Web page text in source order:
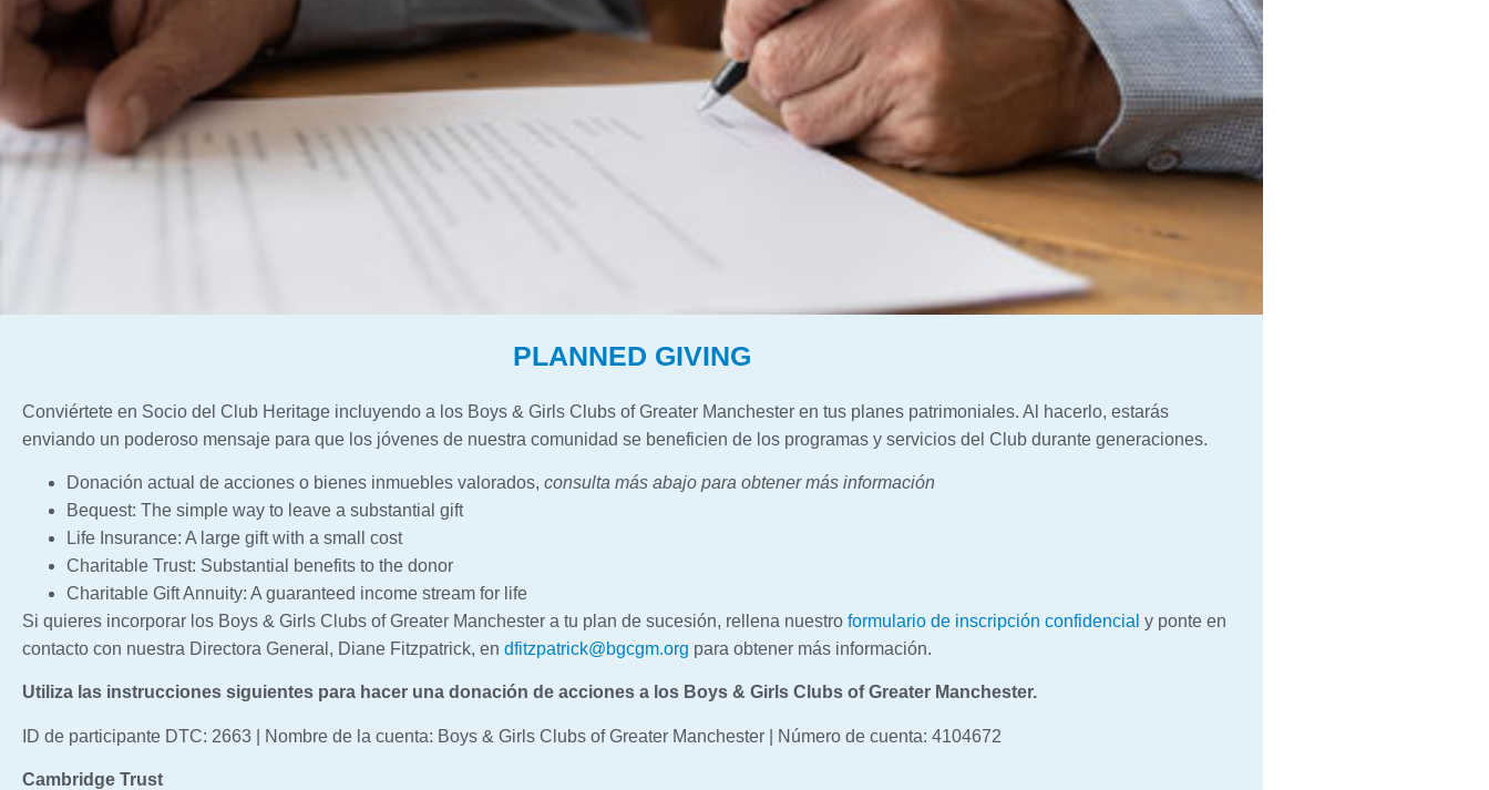
PLANNED GIVING
Conviértete en Socio del Club Heritage incluyendo a los Boys & Girls Clubs of Greater Manchester en tus planes patrimoniales. Al hacerlo, estarás
enviando un poderoso mensaje para que los jóvenes de nuestra comunidad se beneficien de los programas y servicios del Club durante generaciones.
Donación actual de acciones o bienes inmuebles valorados, consulta más abajo para obtener más información
Bequest: The simple way to leave a substantial gift
Life Insurance: A large gift with a small cost
Charitable Trust: Substantial benefits to the donor
Charitable Gift Annuity: A guaranteed income stream for life
Si quieres incorporar los Boys & Girls Clubs of Greater Manchester a tu plan de sucesión, rellena nuestro formulario de inscripción confidencial y ponte en
contacto con nuestra Directora General, Diane Fitzpatrick, en dfitzpatrick@bgcgm.org para obtener más información.
Utiliza las instrucciones siguientes para hacer una donación de acciones a los Boys & Girls Clubs of Greater Manchester.
ID de participante DTC: 2663 | Nombre de la cuenta: Boys & Girls Clubs of Greater Manchester | Número de cuenta: 4104672
Cambridge Trust